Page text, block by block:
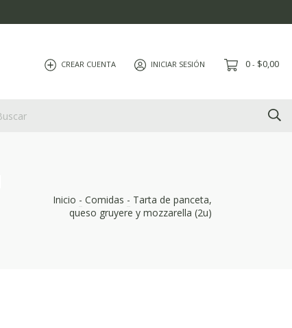
CREAR CUENTA INICIAR SESIÓN 0 - $0,00
Inicio - Comidas - Tarta de panceta,
queso gruyere y mozzarella (2u)